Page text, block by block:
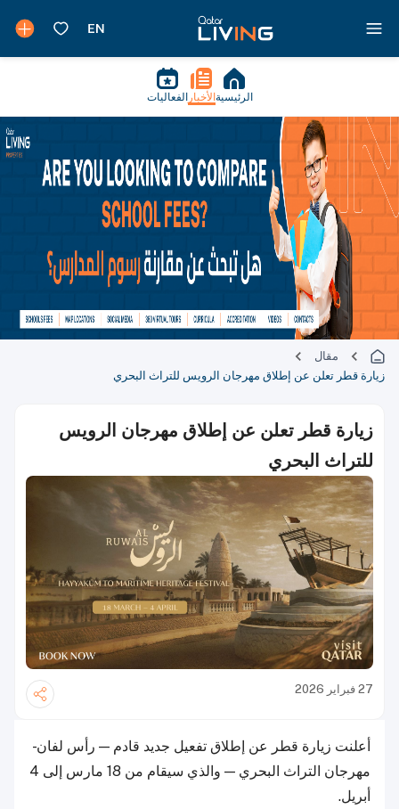
الرئيسية الأخبار الفعاليات
مقال
زيارة قطر تعلن عن إطلاق مهرجان الرويس للتراث البحري
زيارة قطر تعلن عن إطلاق مهرجان الرويس
للتراث البحري
27 فبراير 2026
أعلنت زيارة قطر عن إطلاق تفعيل جديد قادم — رأس لفان -
مهرجان التراث البحري — والذي سيقام من 18 مارس إلى 4
أبريل.